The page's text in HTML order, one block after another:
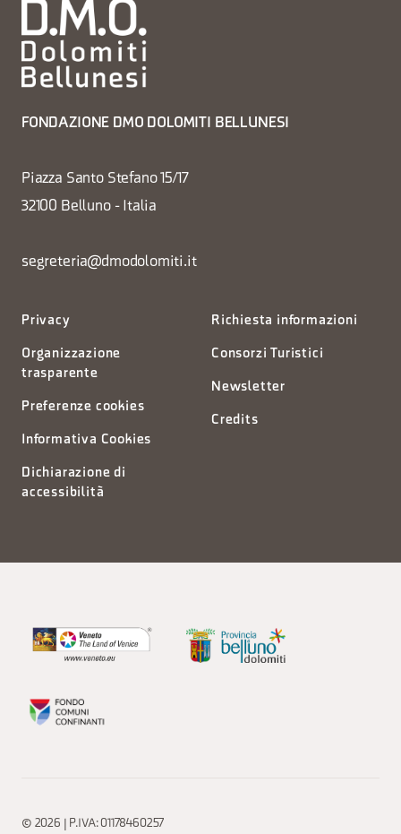
FONDAZIONE DMO DOLOMITI BELLUNESI
Piazza Santo Stefano 15/17
32100 Belluno - Italia
segreteria@dmodolomiti.it
Privacy
Organizzazione
trasparente
Preferenze cookies
Informativa Cookies
Dichiarazione di
accessibilità
Richiesta informazioni
Consorzi Turistici
Newsletter
Credits
© 2026 | P.IVA: 01178460257